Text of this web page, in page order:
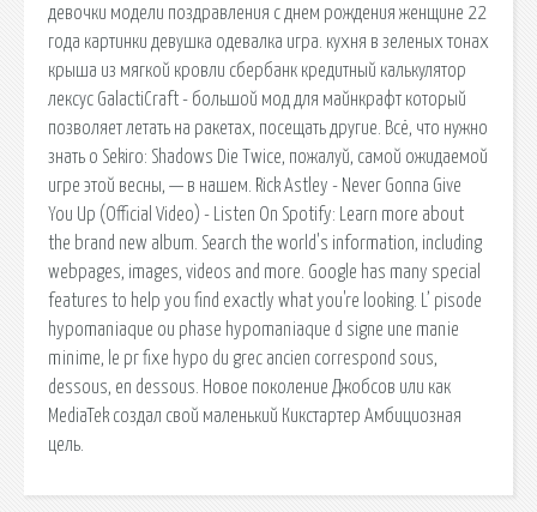
девочки модели поздравления с днем рождения женщине 22
года картинки девушка одевалка игра. кухня в зеленых тонах
крыша из мягкой кровли сбербанк кредитный калькулятор
лексус GalactiCraft - большой мод для майнкрафт который
позволяет летать на ракетах, посещать другие. Всё, что нужно
знать о Sekiro: Shadows Die Twice, пожалуй, самой ожидаемой
игре этой весны, — в нашем. Rick Astley - Never Gonna Give
You Up (Official Video) - Listen On Spotify: Learn more about
the brand new album. Search the world's information, including
webpages, images, videos and more. Google has many special
features to help you find exactly what you're looking. L’ pisode
hypomaniaque ou phase hypomaniaque d signe une manie
minime, le pr fixe hypo du grec ancien correspond sous,
dessous, en dessous. Новое поколение Джобсов или как
MediaTek создал свой маленький Кикстартер Амбициозная
цель.